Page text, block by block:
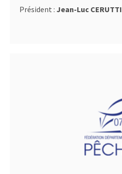
Président : Jean-Luc CERUTTI